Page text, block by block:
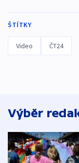
ŠTÍTKY
Video ČT24
Výběr